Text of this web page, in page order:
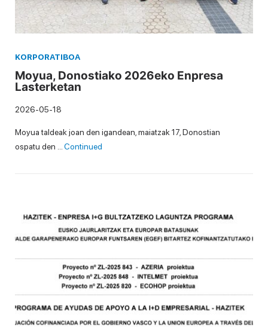
KORPORATIBOA
Moyua, Donostiako 2026eko Enpresa
Lasterketan
2026-05-18
Moyua taldeak joan den igandean, maiatzak 17, Donostian
ospatu den … Continued